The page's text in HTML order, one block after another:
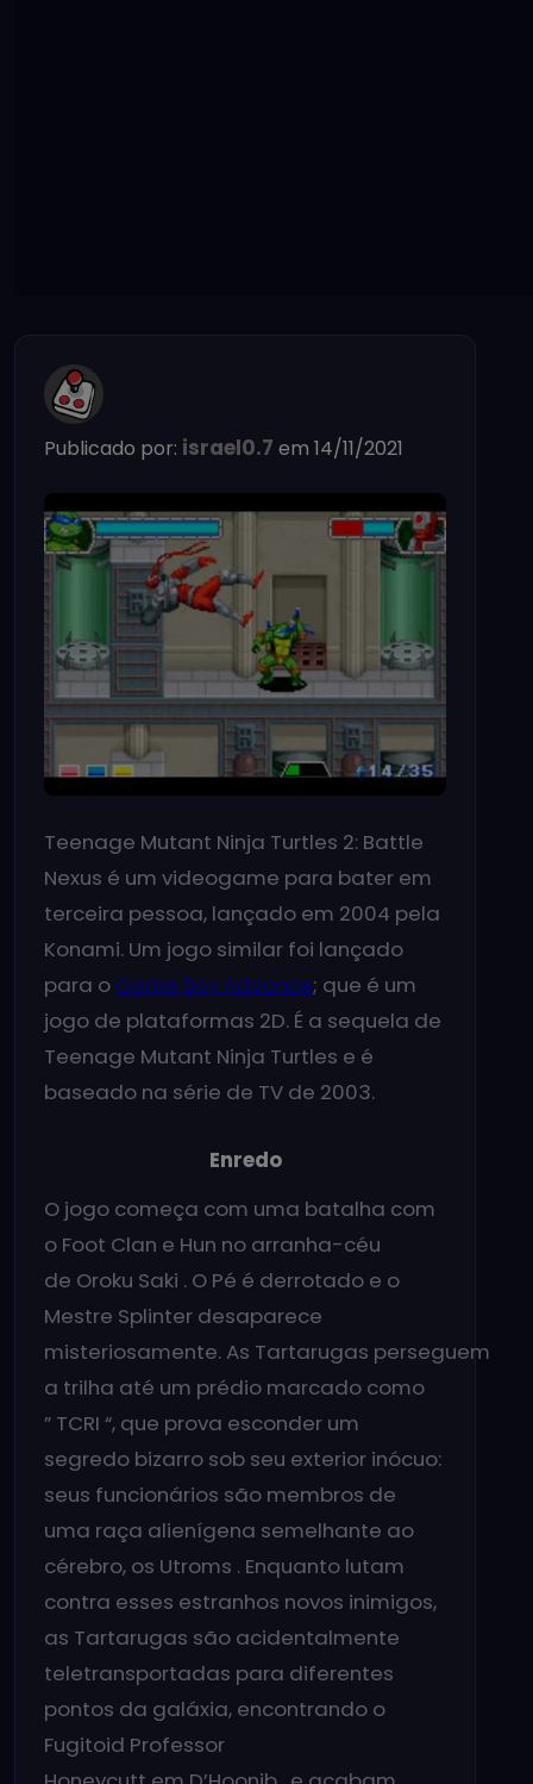
Publicado por: israel0.7 em 14/11/2021
Teenage Mutant Ninja Turtles 2: Battle
Nexus é um videogame para bater em
terceira pessoa, lançado em 2004 pela
Konami. Um jogo similar foi lançado
para o Game Boy Advance; que é um
jogo de plataformas 2D. É a sequela de
Teenage Mutant Ninja Turtles e é
baseado na série de TV de 2003.
Enredo
O jogo começa com uma batalha com
o Foot Clan e Hun no arranha-céu
de Oroku Saki . O Pé é derrotado e o
Mestre Splinter desaparece
misteriosamente. As Tartarugas perseguem
a trilha até um prédio marcado como
” TCRI “, que prova esconder um
segredo bizarro sob seu exterior inócuo:
seus funcionários são membros de
uma raça alienígena semelhante ao
cérebro, os Utroms . Enquanto lutam
contra esses estranhos novos inimigos,
as Tartarugas são acidentalmente
teletransportadas para diferentes
pontos da galáxia, encontrando o
Fugitoid Professor